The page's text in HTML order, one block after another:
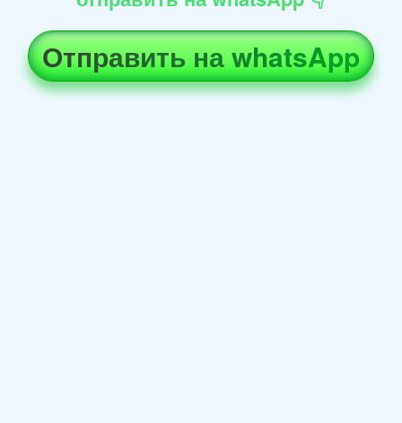
Отправить на whatsApp